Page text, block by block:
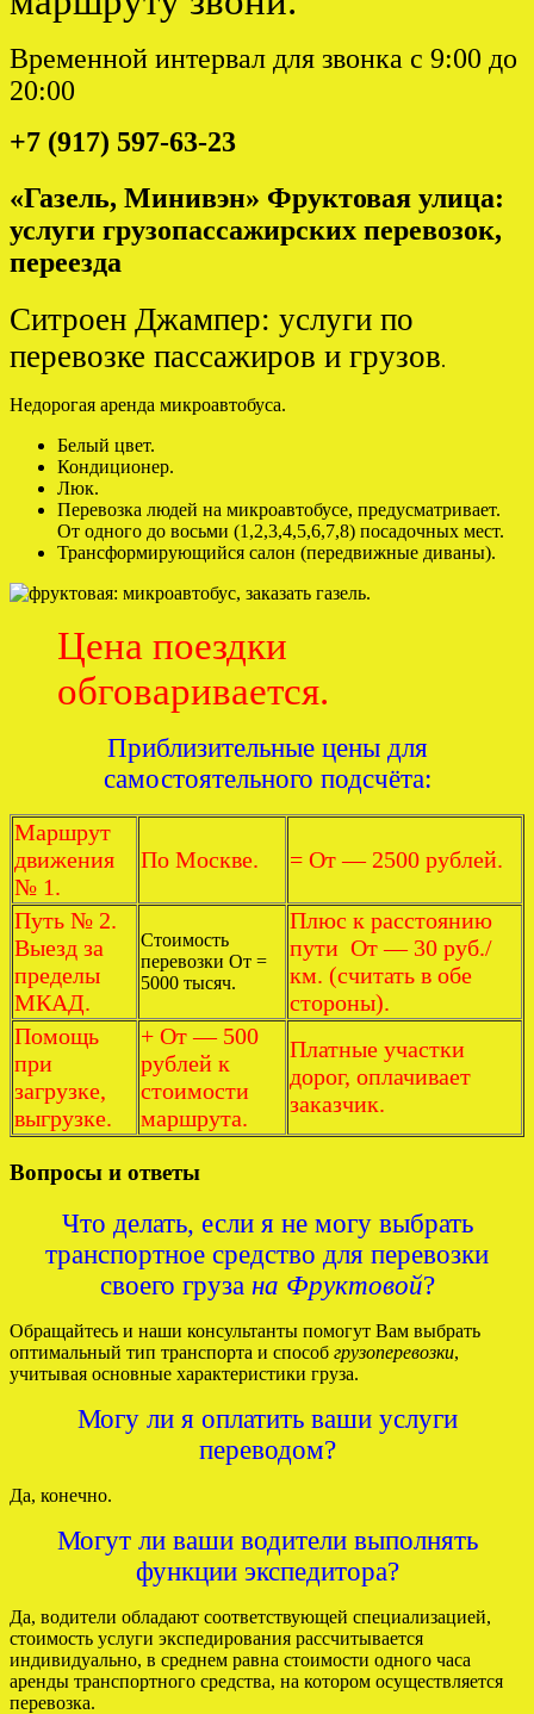
Временной интервал для звонка с 9:00 до
20:00
+7 (917) 597-63-23
«Газель, Минивэн» Фруктовая улица:
услуги грузопассажирских перевозок,
переезда
Ситроен Джампер: услуги по
перевозке пассажиров и грузов.
Недорогая аренда микроавтобуса.
Белый цвет.
Кондиционер.
Люк.
Перевозка людей на микроавтобусе, предусматривает.
От одного до восьми (1,2,3,4,5,6,7,8) посадочных мест.
Трансформирующийся салон (передвижные диваны).
Цена поездки
обговаривается.
Приблизительные цены для
самостоятельного подсчёта:
Маршрут
движения
№ 1.
По Москве. = От — 2500 рублей.
Путь № 2.
Выезд за
пределы
МКАД.
Стоимость
перевозки От =
5000 тысяч.
Плюс к расстоянию
пути От — 30 руб./
км. (считать в обе
стороны).
Помощь
при
загрузке,
выгрузке.
+ От — 500
рублей к
стоимости
маршрута.
Платные участки
дорог, оплачивает
заказчик.
Вопросы и ответы
Что делать, если я не могу выбрать
транспортное средство для перевозки
своего груза на Фруктовой?
Обращайтесь и наши консультанты помогут Вам выбрать
оптимальный тип транспорта и способ грузоперевозки,
учитывая основные характеристики груза.
Могу ли я оплатить ваши услуги
переводом?
Да, конечно.
Могут ли ваши водители выполнять
функции экспедитора?
Да, водители обладают соответствующей специализацией,
стоимость услуги экспедирования рассчитывается
индивидуально, в среднем равна стоимости одного часа
аренды транспортного средства, на котором осуществляется
перевозка.